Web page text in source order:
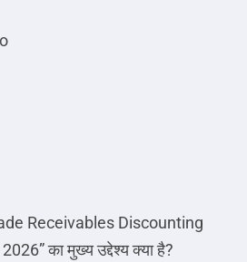
Receivables Discounting
कामुख्यउद्देश्यक्याहै?